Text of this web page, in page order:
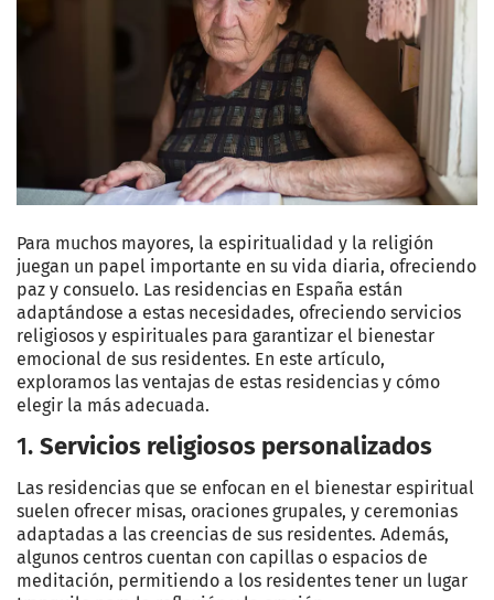
Para muchos mayores, la espiritualidad y la religión
juegan un papel importante en su vida diaria, ofreciendo
paz y consuelo. Las residencias en España están
adaptándose a estas necesidades, ofreciendo servicios
religiosos y espirituales para garantizar el bienestar
emocional de sus residentes. En este artículo,
exploramos las ventajas de estas residencias y cómo
elegir la más adecuada.
1. Servicios religiosos personalizados
Las residencias que se enfocan en el bienestar espiritual
suelen ofrecer misas, oraciones grupales, y ceremonias
adaptadas a las creencias de sus residentes. Además,
algunos centros cuentan con capillas o espacios de
meditación, permitiendo a los residentes tener un lugar